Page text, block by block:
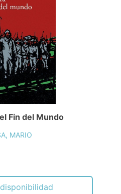
Fin del Mundo
MARIO